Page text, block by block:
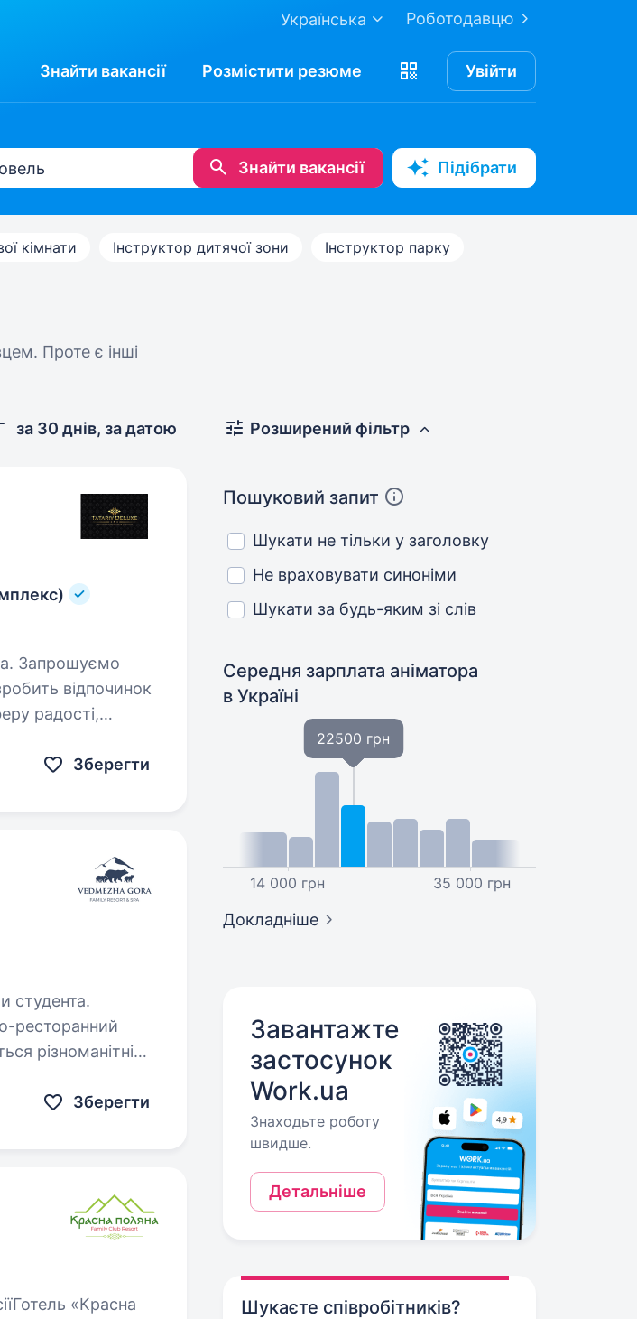
Роботодавцю
Українська
Знайти вакансії Розмістити резюме Увійти
Знайти вакансії Підібрати
кімнати Інструктор дитячої зони Інструктор парку
Проте є інші
за 30 днів, за датою
відпочинок
радості,
Зберегти
студента.
ресторанний
різноманітні
Зберегти
Розширений фільтр
Пошуковий запит
Шукати не тільки у заголовку
Не враховувати синоніми
Шукати за будь-яким зі слів
Середня зарплата аніматора
в Україні
14 000 грн
22500 грн
35 000 грн
Докладніше
Завантажте
застосунок
Work.ua
Знаходьте роботу
швидше.
Детальніше
Шукаєте співробітників?